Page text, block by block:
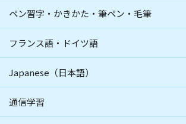
ペン習字・かきかた・筆ペン・毛筆
フランス語・ドイツ語
Japanese（日本語）
通信学習